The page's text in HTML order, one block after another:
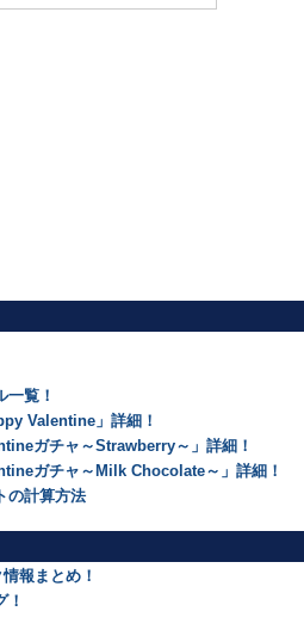
一覧！
Valentine」詳細！
ガチャ～Strawberry～」詳細！
ガチャ～Milk Chocolate～」詳細！
の計算方法
報まとめ！